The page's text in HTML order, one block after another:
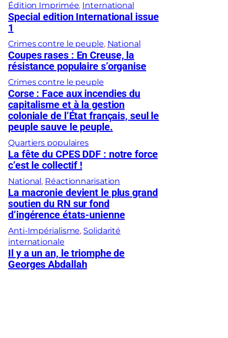
Édition Imprimée, International
Special edition International issue
1
Crimes contre le peuple, National
Coupes rases : En Creuse, la
résistance populaire s’organise
Crimes contre le peuple
Corse : Face aux incendies du
capitalisme et à la gestion
coloniale de l’État français, seul le
peuple sauve le peuple.
Quartiers populaires
La fête du CPES DDF : notre force
c’est le collectif !
National, Réactionnarisation
La macronie devient le plus grand
soutien du RN sur fond
d’ingérence états-unienne
Anti-Impérialisme, Solidarité
internationale
Il y a un an, le triomphe de
Georges Abdallah